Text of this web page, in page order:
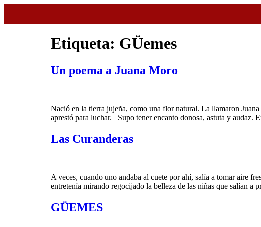
Etiqueta: GÜemes
Un poema a Juana Moro
Nació en la tierra jujeña, como una flor natural. La llamaron
aprestó para luchar. Supo tener encanto donosa, astuta y
Las Curanderas
A veces, cuando uno andaba al cuete por ahí, salía a tomar aire
entretenía mirando regocijado la belleza de las niñas que salían
GÜEMES